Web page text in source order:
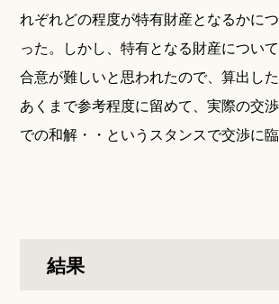
れぞれどの程度が特有財産となるかに
った。しかし、特有となる財産につい
合意が難しいと思われたので、算出し
あくまで参考程度に留めて、実際の交
での和解・・というスタンスで交渉に臨
結果